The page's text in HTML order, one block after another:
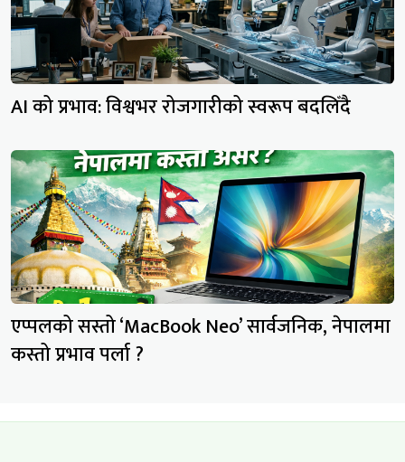
AI को प्रभाव: विश्वभर रोजगारीको स्वरूप बदलिँदै
एप्पलको सस्तो ‘MacBook Neo’ सार्वजनिक, नेपालमा
कस्तो प्रभाव पर्ला ?